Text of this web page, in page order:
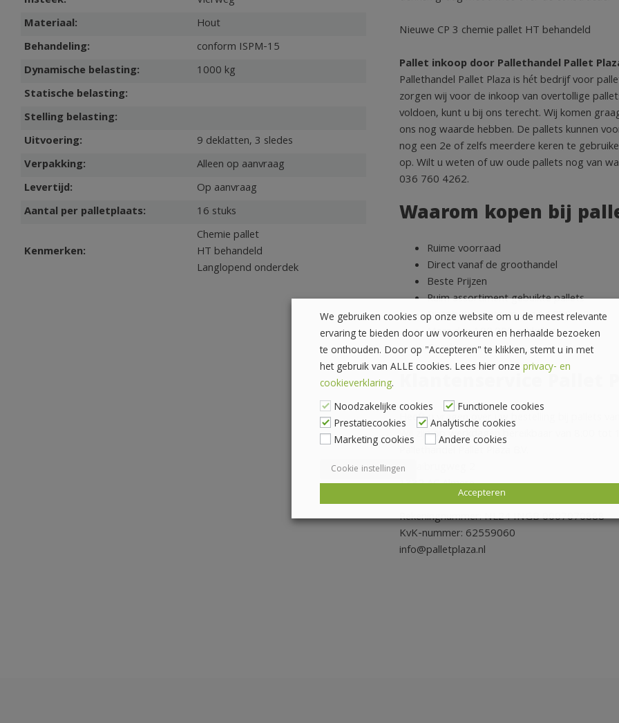
Materiaal:
Hout
Behandeling:
conform ISPM-15
Dynamische belasting:
1000 kg
Statische belasting:
Stelling belasting:
Uitvoering:
9 deklatten, 3 sledes
Verpakking:
Alleen op aanvraag
Levertijd:
Op aanvraag
Aantal per palletplaats:
16 stuks
Kenmerken:
Chemie pallet
HT behandeld
Langlopend onderdek
Nieuwe CP 3 chemie pallet HT behandeld
Pallet inkoop door Pallethandel Pallet
Pallethandel Pallet Plaza is hét bedrijf voor
zorgen wij voor de inkoop van overtollige
voldoen, kunt u bij ons terecht. Wij komen
ons nog waarde hebben. De pallets kunnen
nog een 2e of zelfs meerdere keren te
op. Wilt u weten of uw oude pallets nog van
036 760 4262.
Waarom kopen bij
Ruime voorraad
Direct vanaf de groothandel
Beste Prijzen
Ruim assortiment gebuikte pallets
Distributie centrum van 14.000 m2
Maar dan 100.000 artikelen
Goede service
Klantenservice Pallet
Heeft u vragen over uw bestelling bij pallets van
Wij zijn op werkdagen bereikbaar van 8:00 tot
Draaibrugweg 2
1332 AC Almere
Telefoon: 036 760 4262
Rekeningnummer: NL24 INGB 0007070888
KvK-nummer: 62559060
info@palletplaza.nl
We gebruiken cookies op onze website om u de meest relevante
ervaring te bieden door uw voorkeuren en herhaalde bezoeken
te onthouden. Door op "Accepteren" te klikken, stemt u in met
het gebruik van ALLE cookies. Lees hier onze privacy- en
cookieverklaring.
Noodzakelijke cookies
Functionele cookies
Prestatiecookies
Analytische cookies
Marketing cookies
Andere cookies
Cookie instellingen
Accepteren